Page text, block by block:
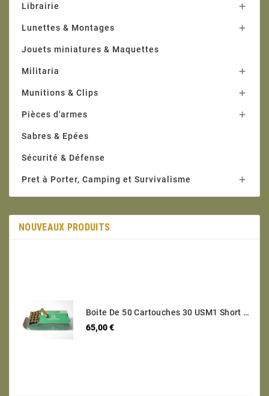
Librairie 
Lunettes & Montages 
Jouets miniatures & Maquettes
Militaria 
Munitions & Clips 
Pièces d'armes 
Sabres & Epées
Sécurité & Défense
Pret à Porter, Camping et Survivalisme 
NOUVEAUX PRODUITS
Boite De 50 Cartouches 30 USM1 Short Categorie C
65,00 €Prix